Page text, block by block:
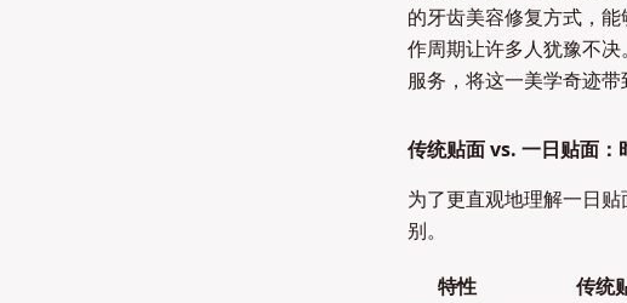
的牙齿美容修复方式，
作周期让许多人犹豫不
服务，将这一美学奇迹
传统贴面 vs. 一日贴面：
为了更直观地理解一日
别。
特性 传统